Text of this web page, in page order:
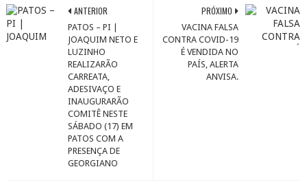
PRÓXIMO
VACINA FALSA
CONTRA COVID-19
É VENDIDA NO
PAÍS, ALERTA
ANVISA.
ANTERIOR
PATOS – PI |
JOAQUIM NETO E
LUZINHO
REALIZARÃO
CARREATA,
ADESIVAÇO E
INAUGURARÃO
COMITÊ NESTE
SÁBADO (17) EM
PATOS COM A
PRESENÇA DE
GEORGIANO